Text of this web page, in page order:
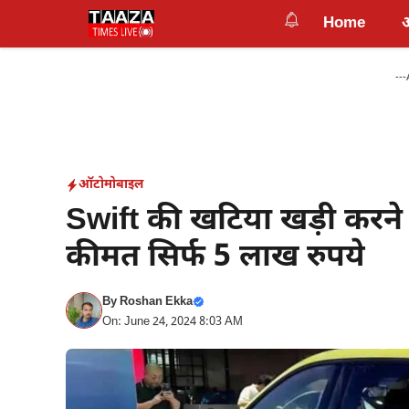
Home
---
ऑटोमोबाइल
Swift की खटिया खड़ी
कीमत सिर्फ 5 लाख रुपये
ByRoshan Ekka
On: June 24, 2024 8:03 AM